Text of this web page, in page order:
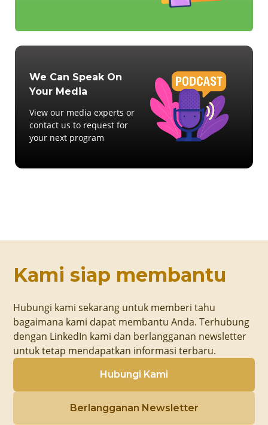
We Can Speak On
Your Media
View our media experts or
contact us to request for
your next program
Kami siap membantu
Hubungi kami sekarang untuk memberi tahu
bagaimana kami dapat membantu Anda. Terhubung
dengan LinkedIn kami dan berlangganan newsletter
untuk tetap mendapatkan informasi terbaru.
Hubungi Kami
Berlangganan Newsletter